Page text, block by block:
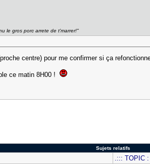
le gros porc arrete de t'marrer!"
centre) pour me confirmer si ça
ce matin 8H00 !
Sujets relatifs
.::: TOPIC